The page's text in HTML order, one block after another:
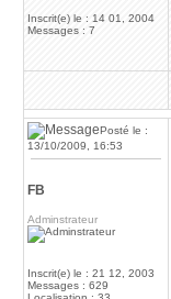
Inscrit(e) le : 14 01, 2004
Messages : 7
Posté le :
13/10/2009, 16:53
FB
Adminstrateur
Inscrit(e) le : 21 12, 2003
Messages : 629